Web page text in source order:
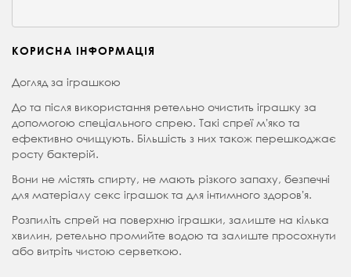
КОРИСНА ІНФОРМАЦІЯ
Догляд за іграшкою
До та після використання ретельно очистить іграшку за
допомогою спеціального спрею. Такі спреї мʼяко та
ефективно очищують. Більшість з них також перешкоджає
росту бактерій.
Вони не містять спирту, не мають різкого запаху, безпечні
для матеріалу секс іграшок та для інтимного здоровʼя.
Розпиліть спрей на поверхню іграшки, залиште на кілька
хвилин, ретельно промийте водою та залиште просохнути
або витріть чистою серветкою.